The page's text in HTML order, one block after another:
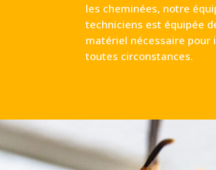
les cheminées, notre
techniciens est équipée
matériel nécessaire pour
toutes circonstances.